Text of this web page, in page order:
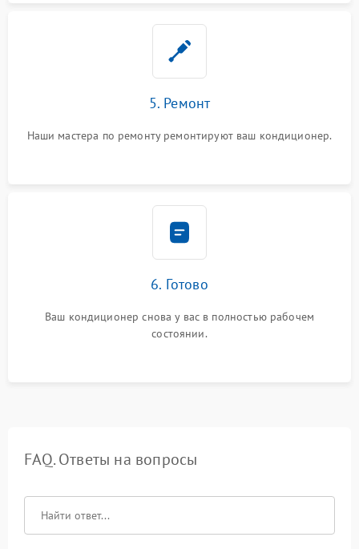
5. Ремонт
Наши мастера по ремонту ремонтируют ваш кондиционер.
6. Готово
Ваш кондиционер снова у вас в полностью рабочем
состоянии.
FAQ. Ответы на вопросы